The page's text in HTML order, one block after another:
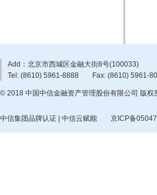
Add：北京市西城区金融大街8号(100033)
Tel: (8610) 5961-8888
Fax: (8610) 5961-
© 2018 中国中信金融资产管理股份有限公司 版权
中信集团品牌认证 | 中信云赋能 京ICP备